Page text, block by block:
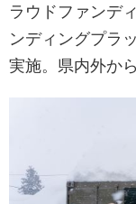
ラウドファンデ
ンディングプラ
実施。県内外か